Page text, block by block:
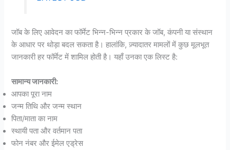
जॉब के लिए आवेदन का फॉर्मेट भिन्न-भिन्न प्रकार के जॉब, कंपनी या संस्थान
के आधार पर थोड़ा बदल सकता है। हालांकि, ज़्यादातर मामलों में कुछ मूलभूत
जानकारी हर फॉर्मेट में शामिल होती है। यहाँ उनका एक लिस्ट है:
सामान्य जानकारी:
आपका पूरा नाम
जन्म तिथि और जन्म स्थान
पिता/माता का नाम
स्थायी पता और वर्तमान पता
फोन नंबर और ईमेल एड्रेस